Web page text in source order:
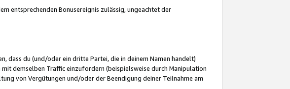
entsprechenden Bonusereignis zulässig, ungeachtet der
dass du (und/oder ein dritte Partei, die in deinem Namen handelt)
demselben Traffic einzufordern (beispielsweise durch Manipulation
von Vergütungen und/oder der Beendigung deiner Teilnahme am